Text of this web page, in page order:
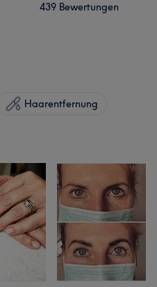
439 Bewertungen
Haarentfernung